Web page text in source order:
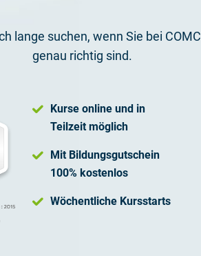
lange suchen, wenn Sie bei
genau richtig sind.
Kurse online und in
Teilzeit möglich
Mit Bildungsgutschein
100% kostenlos
Wöchentliche Kursstarts